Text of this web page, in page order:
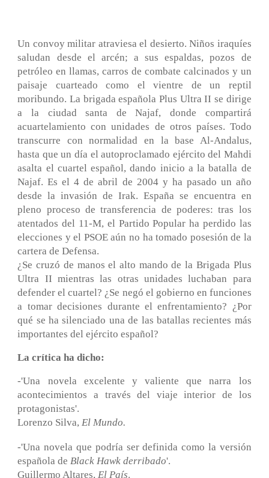
Un convoy militar atraviesa el desierto. Niños iraquíes
saludan desde el arcén; a sus espaldas, pozos de
petróleo en llamas, carros de combate calcinados y un
paisaje cuarteado como el vientre de un reptil
moribundo. La brigada española Plus Ultra II se dirige
a la ciudad santa de Najaf, donde compartirá
acuartelamiento con unidades de otros países. Todo
transcurre con normalidad en la base Al-Andalus,
hasta que un día el autoproclamado ejército del Mahdi
asalta el cuartel español, dando inicio a la batalla de
Najaf. Es el 4 de abril de 2004 y ha pasado un año
desde la invasión de Irak. España se encuentra en
pleno proceso de transferencia de poderes: tras los
atentados del 11-M, el Partido Popular ha perdido las
elecciones y el PSOE aún no ha tomado posesión de la
cartera de Defensa.
¿Se cruzó de manos el alto mando de la Brigada Plus
Ultra II mientras las otras unidades luchaban para
defender el cuartel? ¿Se negó el gobierno en funciones
a tomar decisiones durante el enfrentamiento? ¿Por
qué se ha silenciado una de las batallas recientes más
importantes del ejército español?
La crítica ha dicho:
-'Una novela excelente y valiente que narra los
acontecimientos a través del viaje interior de los
protagonistas'.
Lorenzo Silva, El Mundo.
-'Una novela que podría ser definida como la versión
española de Black Hawk derribado'.
Guillermo Altares, El País.